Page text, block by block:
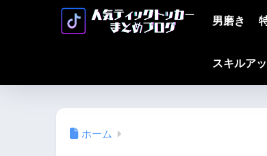
男磨き
スキルア
ホーム